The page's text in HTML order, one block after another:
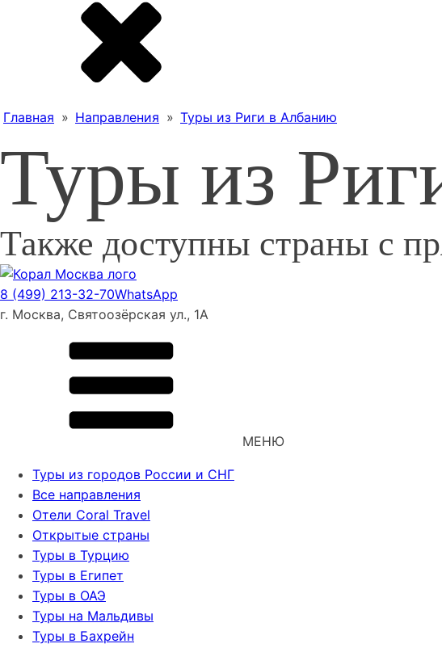
Главная » Направления » Туры из Риги в Албанию
Туры из
Также доступны страны с
8 (499) 213-32-70WhatsApp
г. Москва, Святоозёрская ул., 1А
МЕНЮ
Туры из городов России и СНГ
Все направления
Отели Coral Travel
Открытые страны
Туры в Турцию
Туры в Египет
Туры в ОАЭ
Туры на Мальдивы
Туры в Бахрейн